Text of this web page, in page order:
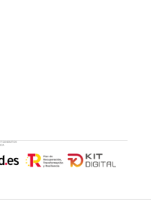
elegir
en
página